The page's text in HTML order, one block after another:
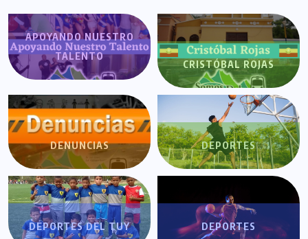
APOYANDO NUESTRO
TALENTO
CRISTÓBAL ROJAS
DENUNCIAS DEPORTES
DEPORTES DEL TUY
DEPORTES